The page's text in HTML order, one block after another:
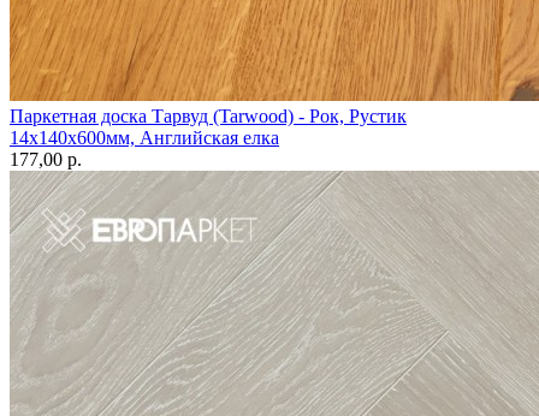
Паркетная доска Тарвуд (Tarwood) - Рок, Рустик
14х140х600мм, Английская елка
177,00 p.